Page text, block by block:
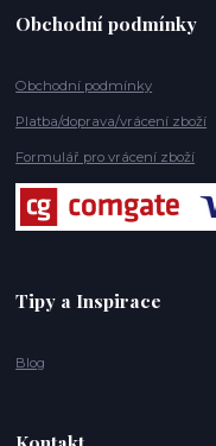
Obchodní podmínky
Obchodní podmínky
Platba/doprava/vrácení zboží
Formulář pro vrácení zboží
Tipy a Inspirace
Blog